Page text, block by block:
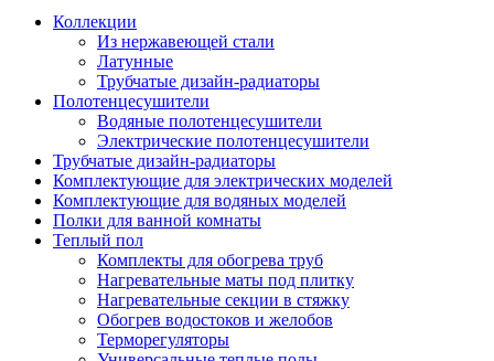
Коллекции
Из нержавеющей стали
Латунные
Трубчатые дизайн-радиаторы
Полотенцесушители
Водяные полотенцесушители
Электрические полотенцесушители
Трубчатые дизайн-радиаторы
Комплектующие для электрических моделей
Комплектующие для водяных моделей
Полки для ванной комнаты
Теплый пол
Комплекты для обогрева труб
Нагревательные маты под плитку
Нагревательные секции в стяжку
Обогрев водостоков и желобов
Терморегуляторы